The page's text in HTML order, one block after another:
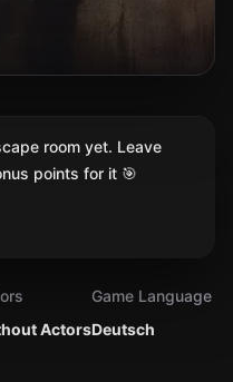
ActorsDeutsch
Game Language
room yet. Leave
points for it 🎯